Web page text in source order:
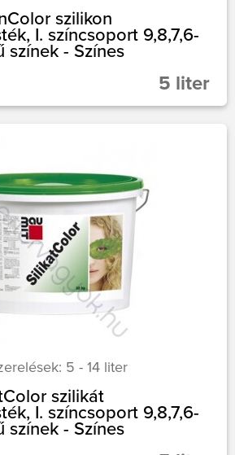
szilikon
I. színcsoport 9,8,7,6-
színek - Színes
5 liter
5 - 14 liter
szilikát
I. színcsoport 9,8,7,6-
színek - Színes